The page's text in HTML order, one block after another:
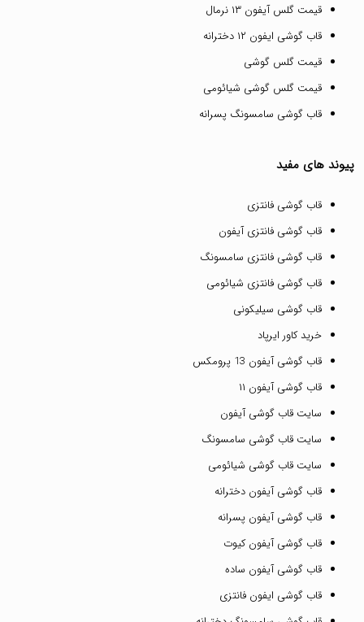
قیمت گلس آیفون ۱۳ نرمال
قاب گوشی ایفون ۱۲ دخترانه
قیمت گلس گوشی
قیمت گلس گوشی شیائومی
قاب گوشی سامسونگ پسرانه
پیوند های مفید
قاب گوشی فانتزی
قاب گوشی فانتزی آیفون
قاب گوشی فانتزی سامسونگ
قاب گوشی فانتزی شیائومی
قاب گوشی سیلیکونی
خرید کاور ایرپاد
قاب گوشی آیفون 13 پرومکس
قاب گوشی آیفون ۱۱
سایت قاب گوشی آیفون
سایت قاب گوشی سامسونگ
سایت قاب گوشی شیائومی
قاب گوشی آیفون دخترانه
قاب گوشی آیفون پسرانه
قاب گوشی آیفون کیوت
قاب گوشی آیفون ساده
قاب گوشی ایفون فانتزی